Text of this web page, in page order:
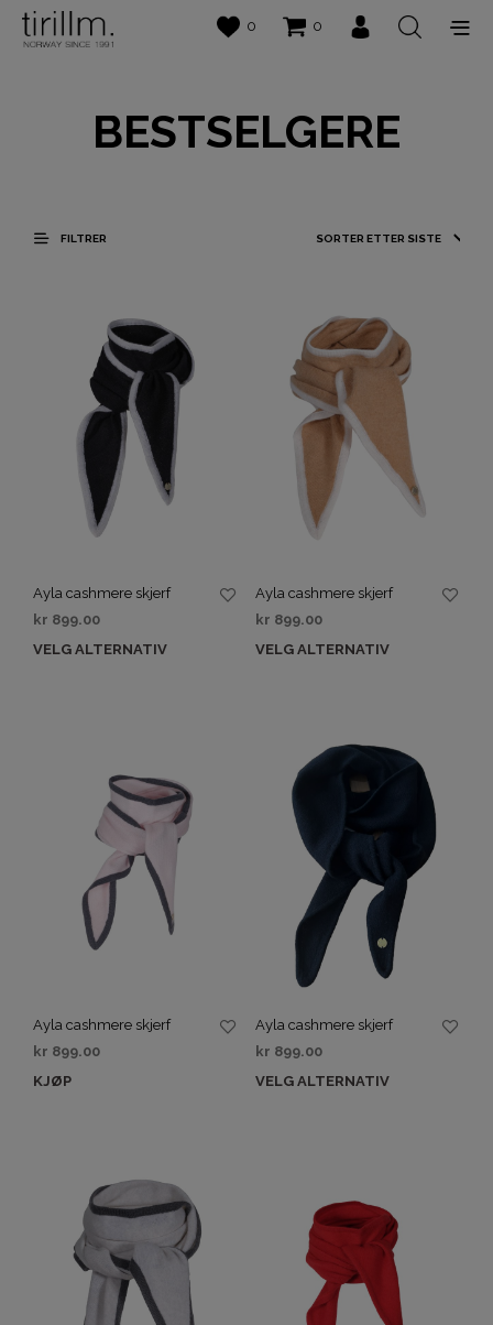
0 0
BESTSELGERE
FILTRER
Ayla cashmere skjerf
kr 899.00
VELG ALTERNATIV
Ayla cashmere skjerf
kr 899.00
VELG ALTERNATIV
Ayla cashmere skjerf
kr 899.00
KJØP
Ayla cashmere skjerf
kr 899.00
VELG ALTERNATIV